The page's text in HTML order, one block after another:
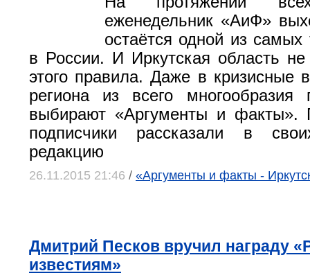
еженедельник «АиФ»
остаётся одной из самых
в России. И Иркутская область
этого правила. Даже в кризисные
региона из всего
выбирают «Аргументы и
подписчики рассказали в
редакцию
26.11.2015 21:46 / «Аргументы и факты -
Дмитрий Песков вручил награду
известиям»